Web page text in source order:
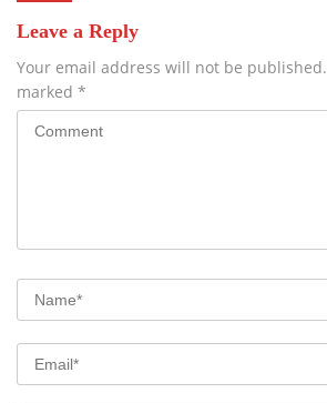
Leave a Reply
Your email address will not be published.
marked *